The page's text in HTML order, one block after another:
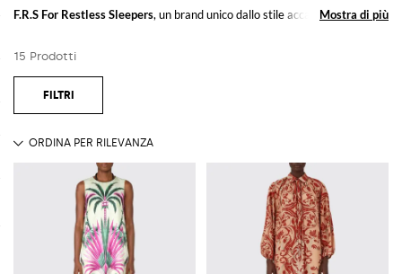
F.R.S For Restless Sleepers, un brand unico dallo stile accattivante che
tratti chic, perfetto in abbinamento con una delle
momentoper un look da vera fashionista.
Mostra di più
Mostra di più
15 Prodotti